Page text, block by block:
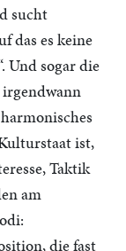
sucht
das es keine
Und sogar die
ist,
Taktik
am
die fast